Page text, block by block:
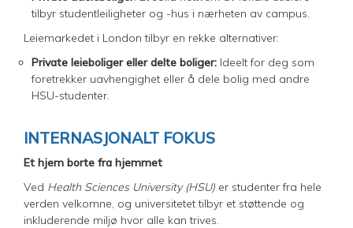
tilbyr studentleiligheter og -hus i nærheten av campus.
Leiemarkedet i London tilbyr en rekke alternativer:
Private leieboliger eller delte boliger: Ideelt for deg som
foretrekker uavhengighet eller å dele bolig med andre
HSU-studenter.
INTERNASJONALT FOKUS
Et hjem borte fra hjemmet
Ved Health Sciences University (HSU) er studenter fra hele
verden velkomne, og universitetet tilbyr et støttende og
inkluderende miljø hvor alle kan trives.